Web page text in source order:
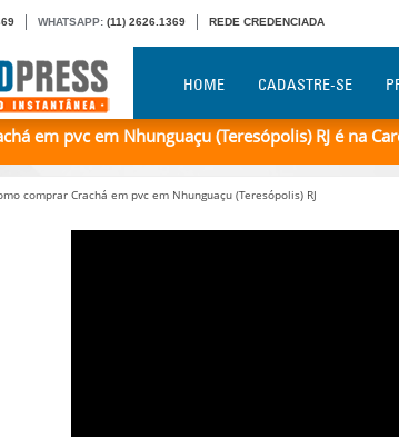
WHATSAPP: (11) 2626.1369 REDE CREDENCIADA
HOME CADASTRE-SE
em pvc em Nhunguaçu (Teresópolis) RJ é na
comprar Crachá em pvc em Nhunguaçu (Teresópolis) RJ